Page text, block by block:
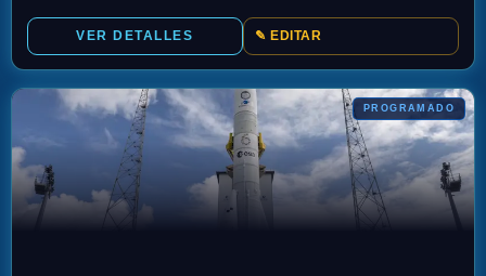
VER DETALLES ✎ EDITAR
PROGRAMADO